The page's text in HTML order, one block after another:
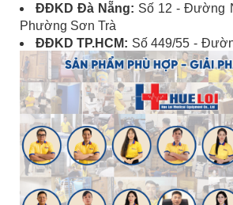
ĐĐKD Đà Nẵng: Số 12 - Đường
Phường Sơn Trà
ĐĐKD TP.HCM: Số 449/55 -
Phường Tân Bình